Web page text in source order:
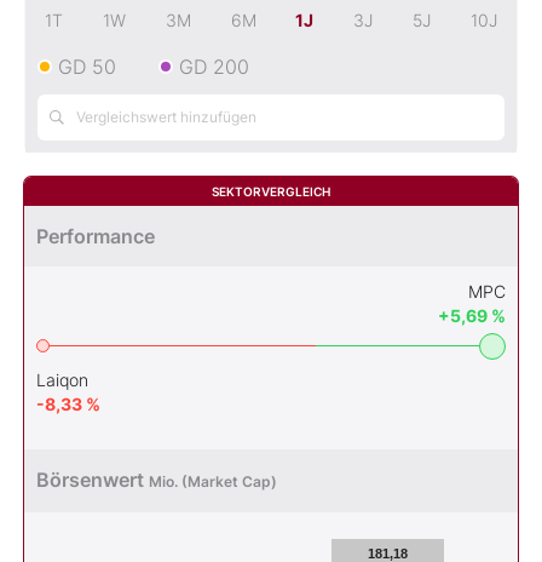
1T 1W 3M 6M 1J 3J 5J 10J
GD 50 GD 200
SEKTORVERGLEICH
Performance
Laiqon
-8,33 %
MPC
+5,69 %
Börsenwert Mio. (Market Cap)
181,18